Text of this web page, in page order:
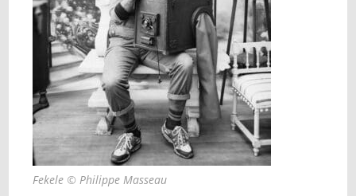
Fekele © Philippe Masseau